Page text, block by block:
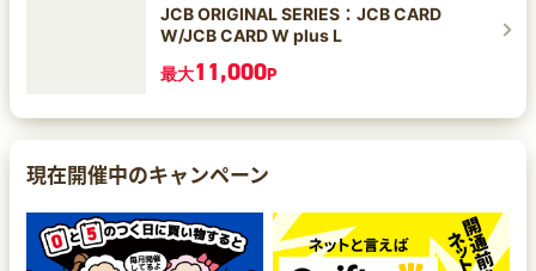
JCB ORIGINAL SERIES：JCB CARD
W/JCB CARD W plus L
最大11,000P
現在開催中のキャンペーン